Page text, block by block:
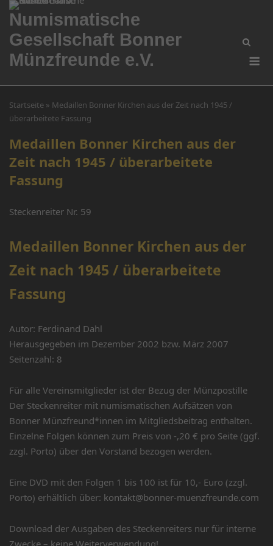
Skip
content
Numismatische
Gesellschaft Bonner
Münzfreunde e.V.
Startseite » Medaillen Bonner Kirchen aus der Zeit nach 1945 /
überarbeitete Fassung
Medaillen Bonner Kirchen aus der
Zeit nach 1945 / überarbeitete
Fassung
Steckenreiter Nr. 59
Medaillen Bonner Kirchen aus der
Zeit nach 1945 / überarbeitete
Fassung
Autor: Ferdinand Dahl
Herausgegeben im Dezember 2002 bzw. März 2007
Seitenzahl: 8
Für alle Vereinsmitglieder ist der Bezug der Münzpostille
Der Steckenreiter mit numismatischen Aufsätzen von
Bonner Münzfreund*innen im Mitgliedsbeitrag enthalten.
Einzelne Folgen können zum Preis von -,20 € pro Seite (ggf.
zzgl. Porto) über den Vorstand bezogen werden.
Eine DVD mit den Folgen 1 bis 100 ist für 10,- Euro (zzgl.
Porto) erhältlich über: kontakt@bonner-muenzfreunde.com
Download der Ausgaben des Steckenreiters nur für interne
Zwecke – keine Weiterverwendung!